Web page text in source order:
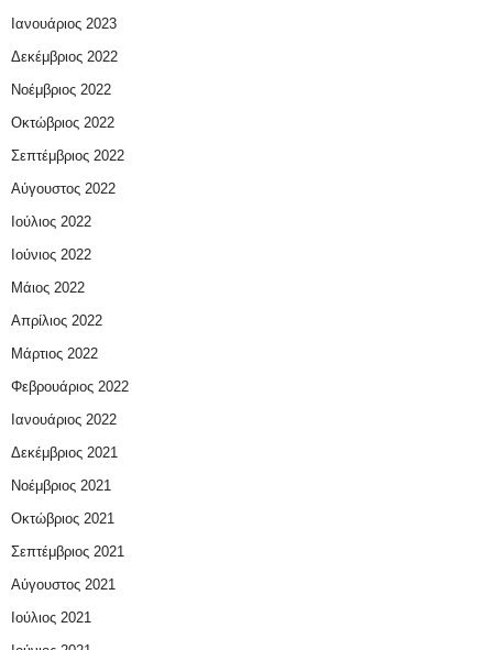
Ιανουάριος 2023
Δεκέμβριος 2022
Νοέμβριος 2022
Οκτώβριος 2022
Σεπτέμβριος 2022
Αύγουστος 2022
Ιούλιος 2022
Ιούνιος 2022
Μάιος 2022
Απρίλιος 2022
Μάρτιος 2022
Φεβρουάριος 2022
Ιανουάριος 2022
Δεκέμβριος 2021
Νοέμβριος 2021
Οκτώβριος 2021
Σεπτέμβριος 2021
Αύγουστος 2021
Ιούλιος 2021